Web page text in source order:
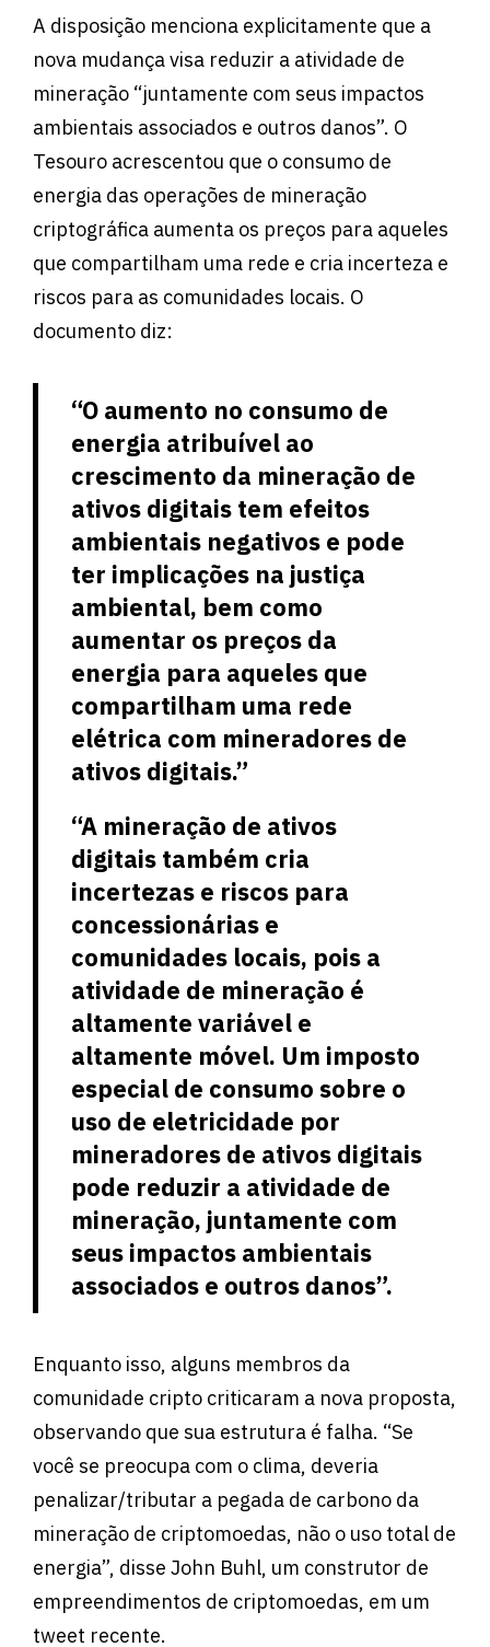
A disposição menciona explicitamente que a
nova mudança visa reduzir a atividade de
mineração “juntamente com seus impactos
ambientais associados e outros danos”. O
Tesouro acrescentou que o consumo de
energia das operações de mineração
criptográfica aumenta os preços para aqueles
que compartilham uma rede e cria incerteza e
riscos para as comunidades locais. O
documento diz:
“O aumento no consumo de
energia atribuível ao
crescimento da mineração de
ativos digitais tem efeitos
ambientais negativos e pode
ter implicações na justiça
ambiental, bem como
aumentar os preços da
energia para aqueles que
compartilham uma rede
elétrica com mineradores de
ativos digitais.”
“A mineração de ativos
digitais também cria
incertezas e riscos para
concessionárias e
comunidades locais, pois a
atividade de mineração é
altamente variável e
altamente móvel. Um imposto
especial de consumo sobre o
uso de eletricidade por
mineradores de ativos digitais
pode reduzir a atividade de
mineração, juntamente com
seus impactos ambientais
associados e outros danos”.
Enquanto isso, alguns membros da
comunidade cripto criticaram a nova proposta,
observando que sua estrutura é falha. “Se
você se preocupa com o clima, deveria
penalizar/tributar a pegada de carbono da
mineração de criptomoedas, não o uso total de
energia”, disse John Buhl, um construtor de
empreendimentos de criptomoedas, em um
tweet recente.